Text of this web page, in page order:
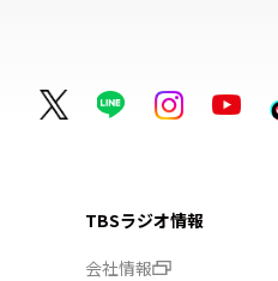
TBSラジオ情報
会社情報